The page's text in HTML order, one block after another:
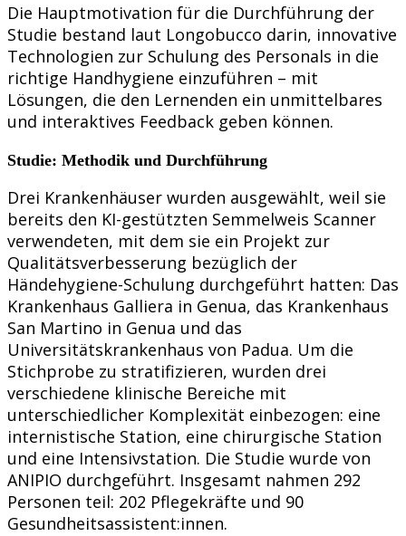
Die Hauptmotivation für die Durchführung der
Studie bestand laut Longobucco darin, innovative
Technologien zur Schulung des Personals in die
richtige Handhygiene einzuführen – mit
Lösungen, die den Lernenden ein unmittelbares
und interaktives Feedback geben können.
Studie: Methodik und Durchführung
Drei Krankenhäuser wurden ausgewählt, weil sie
bereits den KI-gestützten Semmelweis Scanner
verwendeten, mit dem sie ein Projekt zur
Qualitätsverbesserung bezüglich der
Händehygiene-Schulung durchgeführt hatten: Das
Krankenhaus Galliera in Genua, das Krankenhaus
San Martino in Genua und das
Universitätskrankenhaus von Padua. Um die
Stichprobe zu stratifizieren, wurden drei
verschiedene klinische Bereiche mit
unterschiedlicher Komplexität einbezogen: eine
internistische Station, eine chirurgische Station
und eine Intensivstation. Die Studie wurde von
ANIPIO durchgeführt. Insgesamt nahmen 292
Personen teil: 202 Pflegekräfte und 90
Gesundheitsassistent:innen.